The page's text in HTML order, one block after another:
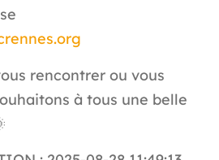
rencontrer ou vous
à tous une belle